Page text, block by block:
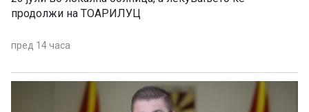
продолжи на ТОАРИЛУЦ
пред 14 часа